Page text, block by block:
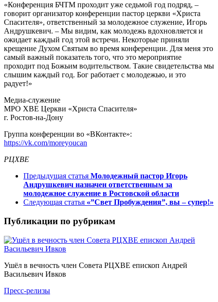
«Конференция БЧТМ проходит уже седьмой год подряд, –
говорит организатор конференции пастор церкви «Христа
Спасителя», ответственный за молодежное служение, Игорь
Андрушкевич. – Мы видим, как молодежь вдохновляется и
ожидает каждый год этой встречи. Некоторые приняли
крещение Духом Святым во время конференции. Для меня это
самый важный показатель того, что это мероприятие
проходит под Божьим водительством. Такие свидетельства мы
слышим каждый год. Бог работает с молодежью, и это
радует!»
Медиа-служение
МРО ХВЕ Церкви «Христа Спасителя»
г. Ростов-на-Дону
Группа конференции во «ВКонтакте»:
https://vk.com/moreyoucan
РЦХВЕ
Предыдущая статья Молодежный пастор Игорь
Андрушкевич назначен ответственным за
молодежное служение в Ростовской области
Следующая статья «”Свет Пробуждения”, вы – супер!»
Публикации по рубрикам
Ушёл в вечность член Совета РЦХВЕ епископ Андрей
Васильевич Ивков
Пресс-релизы